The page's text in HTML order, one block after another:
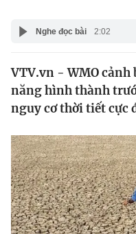
Pháp luật
Thế giới
Tin tức
Thế giới đó đây
Câu chuyện quốc tế
Kinh tế
Tài chính
Thị trường
Góc doanh nghiệp
Dữ liệu và đời sống
Truyền hình
Công nghệ
Nghe đọc bài 2:02
VTV.vn - WMO cảnh
năng hình thành
nguy cơ thời tiết cực